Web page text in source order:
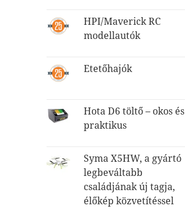
HPI/Maverick RC
modellautók
Etetőhajók
Hota D6 töltő – okos és
praktikus
Syma X5HW, a gyártó
legbeváltabb
családjának új tagja,
élőkép közvetítéssel